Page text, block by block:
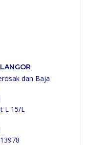
dan Baja
L 15/L